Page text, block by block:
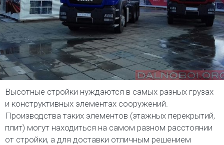
Высотные стройки нуждаются в самых разных грузах
и конструктивных элементах сооружений.
Производства таких элементов (этажных перекрытий,
плит) могут находиться на самом разном расстоянии
от стройки, а для доставки отличным решением